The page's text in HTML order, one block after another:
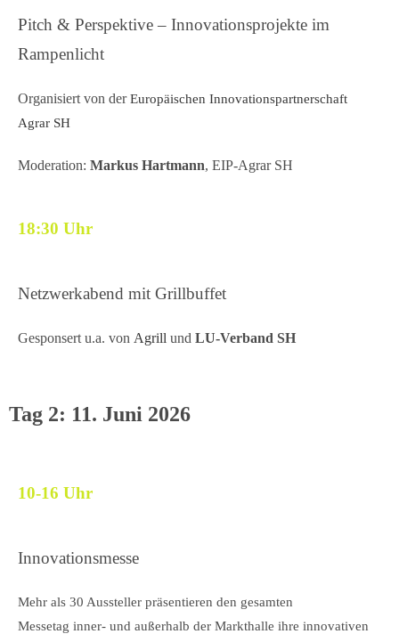
Pitch & Perspektive – Innovationsprojekte im
Rampenlicht
Organisiert von derEuropäischen Innovationspartnerschaft
Agrar SH
Moderation: Markus Hartmann, EIP-Agrar SH
18:30 Uhr
Netzwerkabend mit Grillbuffet
Gesponsert u.a. von Agrill und LU-Verband SH
Tag 2: 11. Juni 2026
10-16 Uhr
Innovationsmesse
Mehr als 30 Aussteller präsentieren den gesamten
Messetag inner- und außerhalb der Markthalle ihre innovativen